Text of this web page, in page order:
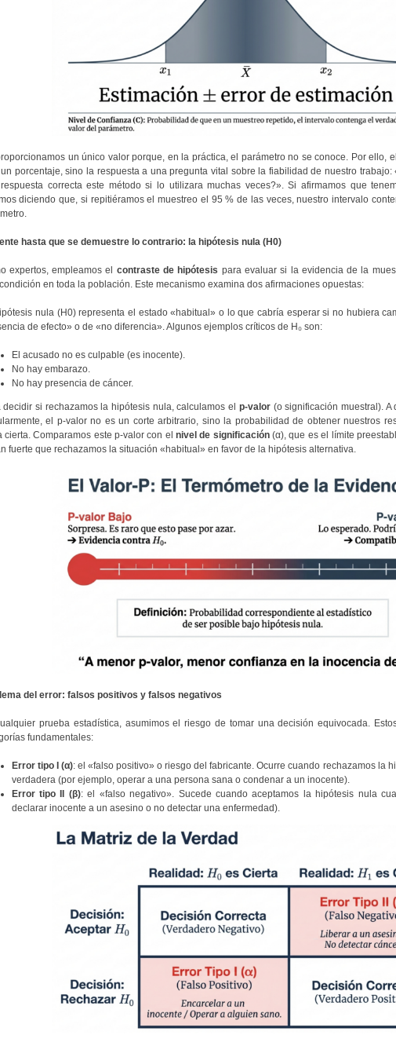
un único valor porque, en la práctica, el parámetro no se conoce. Por ello,
porcentaje, sino la respuesta a una pregunta vital sobre la fiabilidad de nuestro
correcta este método si lo utilizara muchas veces?». Si afirmamos que
diciendo que, si repitiéramos el muestreo el 95 % de las veces, nuestro intervalo
hasta que se demuestre lo contrario: la hipótesis nula (H0)
expertos, empleamos el contraste de hipótesis para evaluar si la evidencia de la
en toda la población. Este mecanismo examina dos afirmaciones opuestas:
nula (H0) representa el estado «habitual» o lo que cabría esperar si no hubiera
de efecto» o de «no diferencia». Algunos ejemplos críticos de H₀ son:
El acusado no es culpable (es inocente).
No hay embarazo.
No hay presencia de cáncer.
decidir si rechazamos la hipótesis nula, calculamos el p-valor(o significación muestral). A
el p-valor no es un corte arbitrario, sino la probabilidad de obtener nuestros
cierta. Comparamos este p-valor con el nivel de significación(α), que es el límite
fuerte que rechazamos la situación «habitual» en favor de la hipótesis alternativa.
del error: falsos positivos y falsos negativos
prueba estadística, asumimos el riesgo de tomar una decisión equivocada.
fundamentales:
Error tipo I (α): el «falso positivo» o riesgo del fabricante. Ocurre cuando rechazamos la
verdadera (por ejemplo, operar a una persona sana o condenar a un inocente).
Error tipo II (β): el «falso negativo». Sucede cuando aceptamos la hipótesis nula
declarar inocente a un asesino o no detectar una enfermedad).